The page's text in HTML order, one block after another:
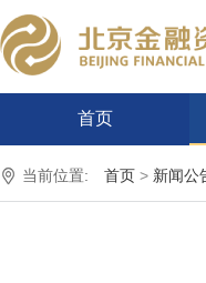
首页
当前位置: 首页 > 新闻公